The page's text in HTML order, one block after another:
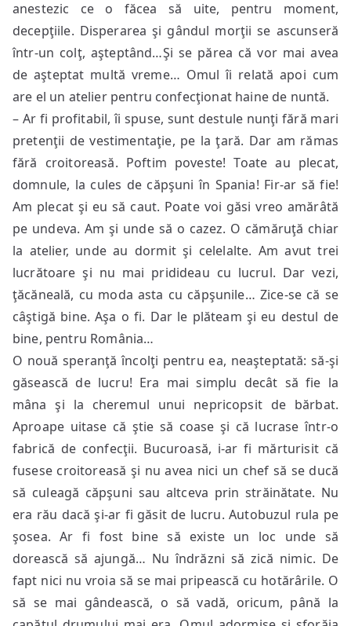
anestezic ce o făcea să uite, pentru moment,
decepţiile. Disperarea şi gândul morţii se ascunseră
într-un colţ, aşteptând…Şi se părea că vor mai avea
de aşteptat multă vreme… Omul îi relată apoi cum
are el un atelier pentru confecţionat haine de nuntă.
– Ar fi profitabil, îi spuse, sunt destule nunţi fără mari
pretenţii de vestimentaţie, pe la ţară. Dar am rămas
fără croitoreasă. Poftim poveste! Toate au plecat,
domnule, la cules de căpşuni în Spania! Fir-ar să fie!
Am plecat şi eu să caut. Poate voi găsi vreo amărâtă
pe undeva. Am şi unde să o cazez. O cămăruţă chiar
la atelier, unde au dormit şi celelalte. Am avut trei
lucrătoare şi nu mai pridideau cu lucrul. Dar vezi,
ţăcăneală, cu moda asta cu căpşunile… Zice-se că se
câştigă bine. Aşa o fi. Dar le plăteam şi eu destul de
bine, pentru România…
O nouă speranţă încolţi pentru ea, neaşteptată: să-şi
găsească de lucru! Era mai simplu decât să fie la
mâna şi la cheremul unui nepricopsit de bărbat.
Aproape uitase că ştie să coase şi că lucrase într-o
fabrică de confecţii. Bucuroasă, i-ar fi mărturisit că
fusese croitoreasă şi nu avea nici un chef să se ducă
să culeagă căpşuni sau altceva prin străinătate. Nu
era rău dacă şi-ar fi găsit de lucru. Autobuzul rula pe
şosea. Ar fi fost bine să existe un loc unde să
dorească să ajungă… Nu îndrăzni să zică nimic. De
fapt nici nu vroia să se mai pripească cu hotărârile. O
să se mai gândească, o să vadă, oricum, până la